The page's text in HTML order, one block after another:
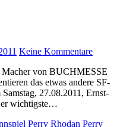
Keine Kommentare
das etwas andere SF-
27.08.2011, Ernst-
wichtigste…
Perry Rhodan Perry